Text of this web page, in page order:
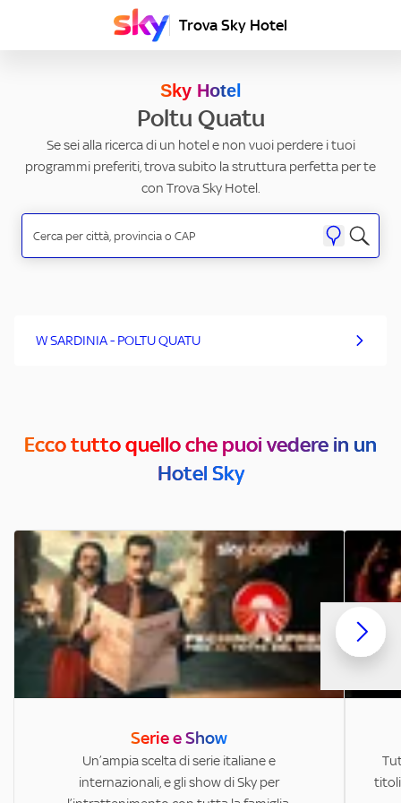
Trova Sky Hotel
Sky Hotel
Poltu Quatu
Se sei alla ricerca di un hotel e non vuoi perdere i tuoi
programmi preferiti, trova subito la struttura perfetta per te
con Trova Sky Hotel.
W SARDINIA - POLTU QUATU
Ecco tutto quello che puoi vedere in un
Hotel Sky
Serie e Show
Un’ampia scelta di serie italiane e
internazionali, e gli show di Sky per
titoli